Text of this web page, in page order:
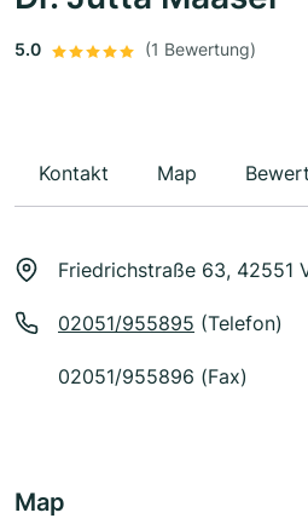
5.0 (1 Bewertung)
Kontakt Map
Friedrichstraße 63, 42551
02051/955895 (Telefon)
02051/955896 (Fax)
Map